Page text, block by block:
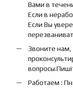
Вами в
Если в
Если Вы
Звоните нам,
Работаем :